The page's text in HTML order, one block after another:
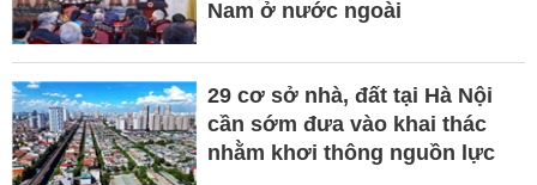
Nam ở nước ngoài
29 cơ sở nhà, đất tại Hà Nội
cần sớm đưa vào khai thác
nhằm khơi thông nguồn lực